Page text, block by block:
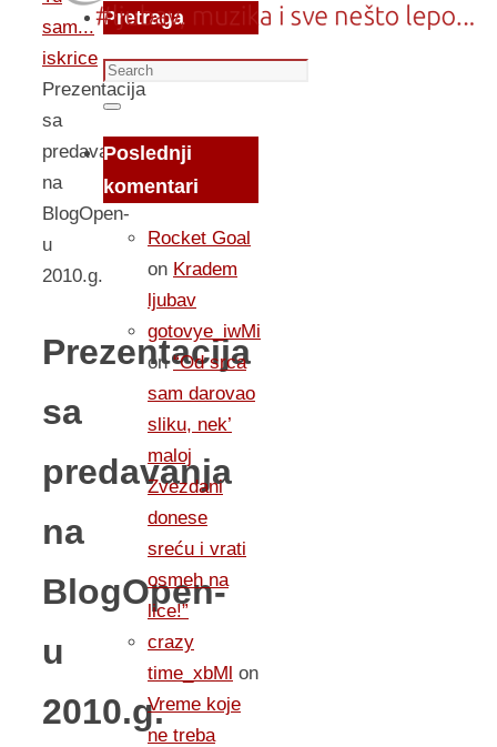
sam...
iskrice
Prezentacija
sa
predavanja
na
BlogOpen-
u
2010.g.
Prezentacija
sa
predavanja
na
BlogOpen-
u
2010.g.
Pretraga
Search
for:
Search
Poslednji
komentari
Rocket Goal
on Kradem
ljubav
gotovye_iwMi
on“Od srca
sam darovao
sliku, nek’
maloj
Zvezdani
donese
sreću i vrati
osmeh na
lice!”
crazy
time_xbMl on
Vreme koje
ne treba